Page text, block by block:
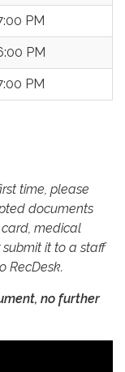
PM
PM
PM
time, please
documents
medical
submit it to a staff
RecDesk.
no further